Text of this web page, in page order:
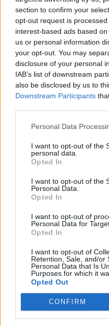
section to confirm your
opt-out request is
interest-based ads based
us or personal information
your opt-out. You may
disclosure of your personal
IAB’s list of downstream
also be disclosed by us to
Downstream Participants
Personal Data
I want to opt-out of the
personal data.
Opted In
I want to opt-out of the
Personal Data.
Opted In
I want to opt-out of
Personal Data for
Opted In
I want to opt-out of
Retention, Sale, and/or
Personal Data that Is
Purposes for which it
Opted Out
CONFIRM
00:00
Leonardo Maria Del